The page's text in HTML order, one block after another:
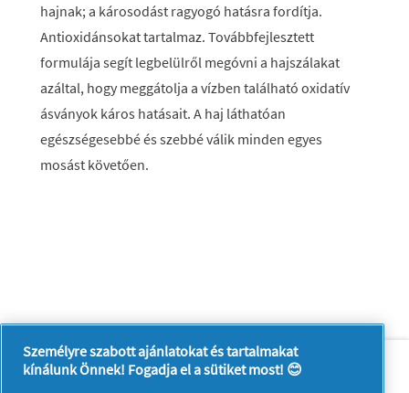
hajnak; a károsodást ragyogó hatásra fordítja.
Antioxidánsokat tartalmaz. Továbbfejlesztett
formulája segít legbelülről megóvni a hajszálakat
azáltal, hogy meggátolja a vízben található oxidatív
ásványok káros hatásait. A haj láthatóan
egészségesebbé és szebbé válik minden egyes
mosást követően.
Rólunk
Kapcsolatfelvétel
A pg.com felkeresése
Személyre szabott ajánlatokat és tartalmakat
kínálunk Önnek! Fogadja el a sütiket most! 😊